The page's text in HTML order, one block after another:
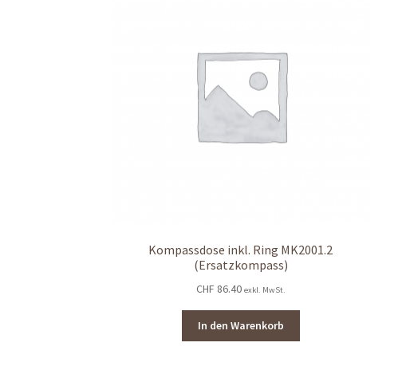
Kompassdose inkl. Ring MK2001.2
(Ersatzkompass)
CHF 86.40 exkl. MwSt.
In den Warenkorb